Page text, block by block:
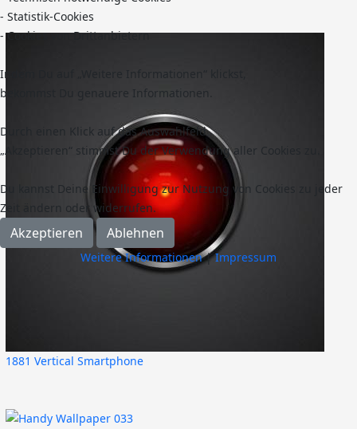
1881 Vertical Smartphone
- Statistik-Cookies
- Cookies von Drittanbietern
Indem Du auf „Weitere Informationen“ klickst,
bekommst Du genauere Informationen.
Durch einen Klick auf das Auswahlfeld
„Akzeptieren“ stimmst Du der Verwendung aller Cookies zu.
Du kannst Deine Einwilligung zur Nutzung von Cookies zu jeder
Zeit ändern oder widerrufen.
Akzeptieren Ablehnen
Weitere Informationen|Impressum